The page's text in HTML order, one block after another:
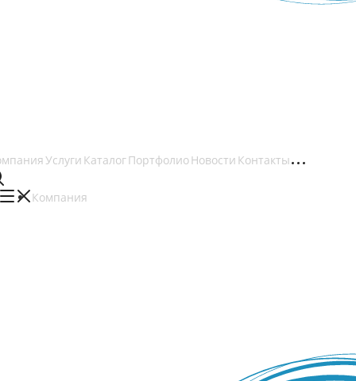
Услуги КаталогПортфолиоНовости Контакты
Компания